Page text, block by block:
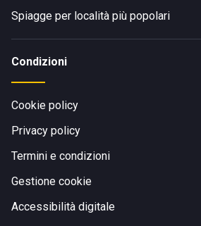
Spiagge per località più popolari
Condizioni
Cookie policy
Privacy policy
Termini e condizioni
Gestione cookie
Accessibilità digitale